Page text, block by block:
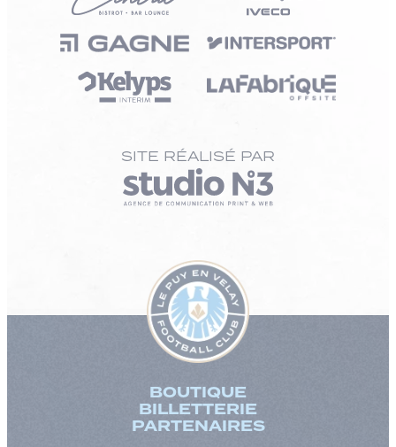
SITE RÉALISÉ PAR
BOUTIQUE
BILLETTERIE
PARTENAIRES